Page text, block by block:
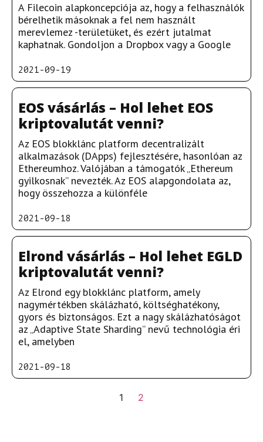
A Filecoin alapkoncepciója az, hogy a felhasználók
bérelhetik másoknak a fel nem használt
merevlemez -területüket, és ezért jutalmat
kaphatnak. Gondoljon a Dropbox vagy a Google
2021-09-19
EOS vásárlás – Hol lehet EOS
kriptovalutát venni?
Az EOS blokklánc platform decentralizált
alkalmazások (DApps) fejlesztésére, hasonlóan az
Ethereumhoz. Valójában a támogatók „Ethereum
gyilkosnak” nevezték. Az EOS alapgondolata az,
hogy összehozza a különféle
2021-09-18
Elrond vásárlás – Hol lehet EGLD
kriptovalutát venni?
Az Elrond egy blokklánc platform, amely
nagymértékben skálázható, költséghatékony,
gyors és biztonságos. Ezt a nagy skálázhatóságot
az „Adaptive State Sharding” nevű technológia éri
el, amelyben
2021-09-18
1 2